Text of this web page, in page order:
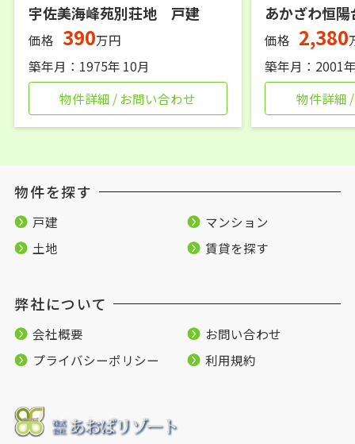
宇佐美海峰苑別荘地 戸建
価格 390万円
築年月：1975年 10月
物件詳細 / お問い合わせ
あかざわ恒
価格 2,380
築年月：2001
物件詳細
物件を探す
戸建
マンション
土地
賃貸を探す
弊社について
会社概要
お問い合わせ
プライバシーポリシー
利用規約